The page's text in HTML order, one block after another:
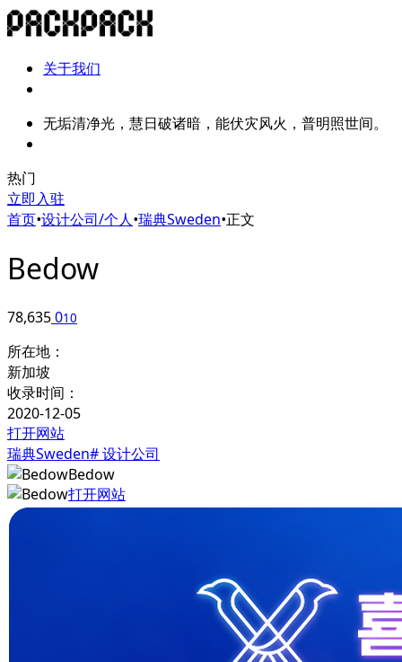
关于我们
无垢清净光，慧日破诸暗，能伏灾风火，普明照世间。
热门
立即入驻
首页•设计公司/个人•瑞典Sweden•正文
Bedow
78,635010
所在地：
新加坡
收录时间：
2020-12-05
打开网站
瑞典Sweden# 设计公司
Bedow
打开网站